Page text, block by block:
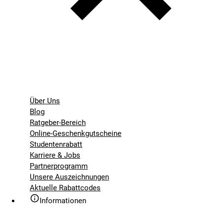
Über Uns
Blog
Ratgeber-Bereich
Online-Geschenkgutscheine
Studentenrabatt
Karriere & Jobs
Partnerprogramm
Unsere Auszeichnungen
Aktuelle Rabattcodes
Informationen